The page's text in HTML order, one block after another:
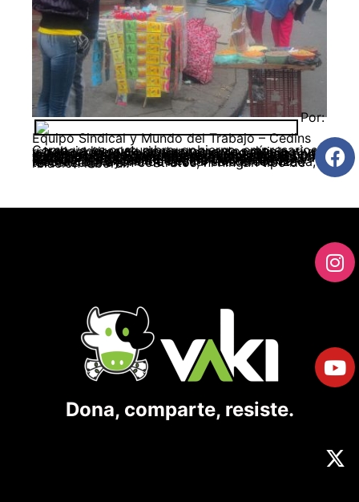
Por:
Equipo Sindical y Mundo del Trabajo – Cedins
Como ya es costumbre, gobierno, empresarios y trabajadores se sientan por estos días a repetir el ejercicio aparentemente participativo y democrático de acordar el nuevo salario mínimo que aplicará para una pequeña parte de la fuerza laboral colombiana en el siguiente año; según las cifras que maneja el gobierno el acuerdo cubrirá aproximadamente a 1’200.000 trabajadores y trabajadoras, que es apenas un 5,4% de la población que sale todos los días a trabajar formalmente o al rebusque. En ese sentido, y a pesar de lo justo que sería elevar los salarios de este grupo de trabajadores, queda el gran vacío de ese 94% de fuerza laboral, la mayoría de la cual está precarizada, tercerizada o sin contratos, ni ningún tipo de relación laboral.
Dona, comparte, resiste.